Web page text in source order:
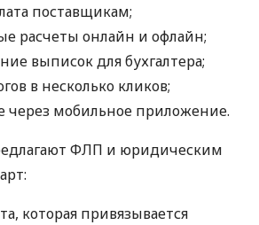
поставщикам;
расчеты онлайн и офлайн;
выписок для бухгалтера;
в несколько кликов;
через мобильное приложение.
ФЛП и юридическим
которая привязывается